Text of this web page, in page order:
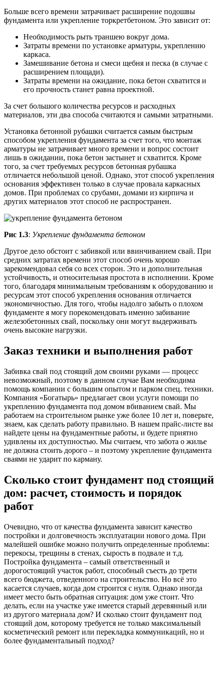
Больше всего времени затрачивает расширение подошвы
фундамента или укрепление торкретбетоном. Это зависит от:
Необходимость рыть траншею вокруг дома.
Затраты времени по установке арматуры, укреплению
каркаса.
Замешивание бетона и смеси щебня и песка (в случае с
расширением площади).
Затраты времени на ожидание, пока бетон схватится и
его прочность станет равна проектной.
За счет большого количества ресурсов и расходных
материалов, эти два способа считаются и самыми затратными.
Установка бетонной рубашки считается самым быстрым
способом укрепления фундамента за счет того, что монтаж
арматуры не затрачивает много времени и вопрос состоит
лишь в ожидании, пока бетон застынет и схватится. Кроме
того, за счет требуемых ресурсов бетонная рубашка
отличается небольшой ценой. Однако, этот способ укрепления
основания эффективен только в случае провала каркасных
домов. При проблемах со срубами, домами из кирпича и
других материалов этот способ не распространен.
Рис 1.3: Укрепление фундамента бетоном
Другое дело обстоит с забивкой или ввинчиванием свай. При
средних затратах времени этот способ очень хорошо
зарекомендовал себя со всех сторон. Это и дополнительная
устойчивость, и относительная простота в исполнении. Кроме
того, благодаря минимальным требованиям к оборудованию и
ресурсам этот способ укрепления основания отличается
экономичностью. Для того, чтобы надолго забыть о плохом
фундаменте я могу порекомендовать именно забивание
железобетонных свай, поскольку они могут выдерживать
очень высокие нагрузки.
Заказ техники и выполнения работ
Забивка свай под стоящий дом своими руками — процесс
невозможный, поэтому в данном случае Вам необходима
помощь компании с большим опытом и парком спец. техники.
Компания «Богатырь» предлагает свои услуги помощи по
укреплению фундамента под домом вбиванием свай. Мы
работаем на строительном рынке уже более 10 лет и, поверьте,
знаем, как сделать работу правильно. В нашем прайс-листе вы
найдете цены на фундаментные работы, и будете приятно
удивлены их доступностью. Мы считаем, что забота о жилье
не должна стоить дорого – и поэтому укрепление фундамента
сваями не ударит по карману.
Сколько стоит фундамент под стоящий
дом: расчет, стоимость и порядок
работ
Очевидно, что от качества фундамента зависит качество
постройки и долговечность эксплуатации нового дома. При
малейшей ошибке можно получить определенные проблемы:
перекосы, трещины в стенах, сырость в подвале и т.д.
Постройка фундамента – самый ответственный и
дорогостоящий участок работ, способный съесть до трети
всего бюджета, отведенного на строительство. Но всё это
касается случаев, когда дом строится с нуля. Однако иногда
имеет место быть обратная ситуация: дом уже стоит. Что
делать, если на участке уже имеется старый деревянный или
из другого материала дом? И сколько стоит фундамент под
стоящий дом, которому требуется не только максимальный
косметический ремонт или перекладка коммуникаций, но и
более фундаментальный подход?